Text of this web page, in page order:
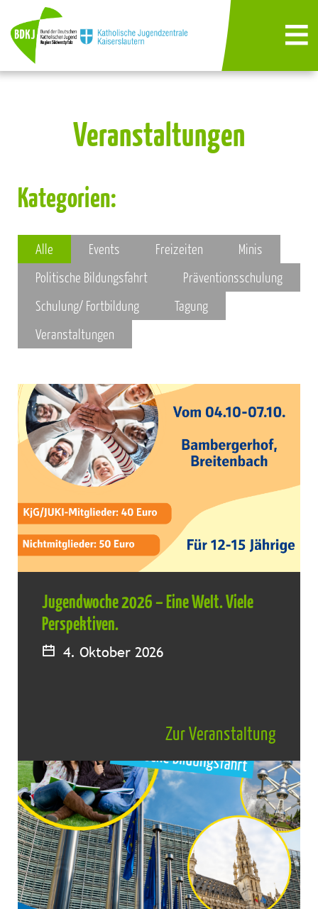
Veranstaltungen
Kategorien:
Alle Events Freizeiten
Minis
Politische Bildungsfahrt
Präventionsschulung
Schulung/ Fortbildung
Tagung
Veranstaltungen
Jugendwoche 2026 – Eine Welt. Viele
Perspektiven.
4. Oktober 2026
Zur Veranstaltung